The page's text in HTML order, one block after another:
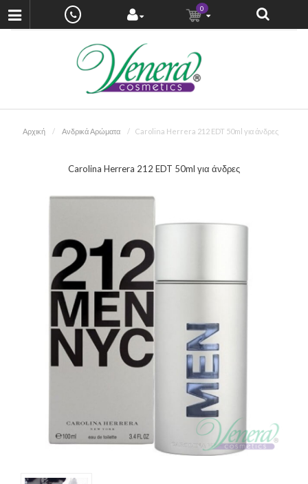
0
Αρχική Ανδρικά Αρώματα Carolina Herrera 212 EDT 50ml για άνδρες
Carolina Herrera 212 EDT 50ml για άνδρες